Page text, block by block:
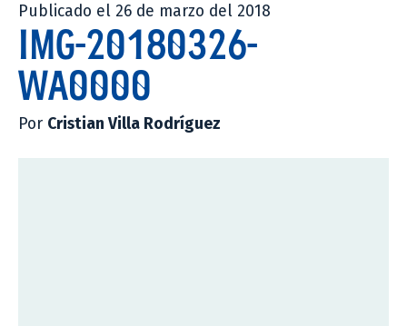
Publicado el 26 de marzo del 2018
IMG-20180326-
WA0000
Por Cristian Villa Rodríguez